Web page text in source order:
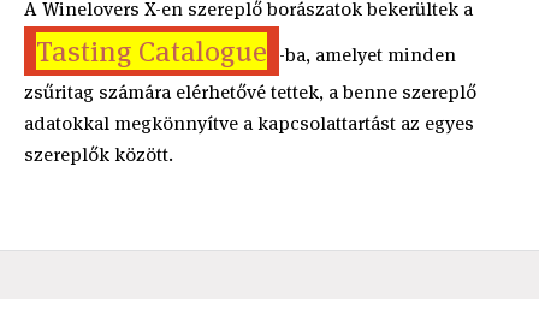
A Winelovers X-en szereplő borászatok bekerültek a
Tasting Catalogue -ba, amelyet minden
zsűritag számára elérhetővé tettek, a benne szereplő
adatokkal megkönnyítve a kapcsolattartást az egyes
szereplők között.